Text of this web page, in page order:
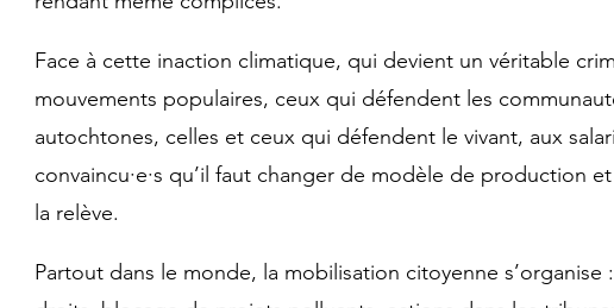
Face à cette inaction climatique, qui devient un véritable
mouvements populaires, ceux qui défendent les
autochtones, celles et ceux qui défendent le vivant, aux
convaincu·e·s qu’il faut changer de modèle de production
la relève.
Partout dans le monde, la mobilisation citoyenne